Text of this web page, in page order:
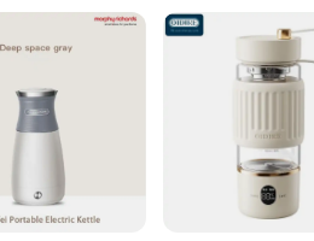
It's suitable for both personal and
make it accessible for vendors and
is a smart investment for anyone